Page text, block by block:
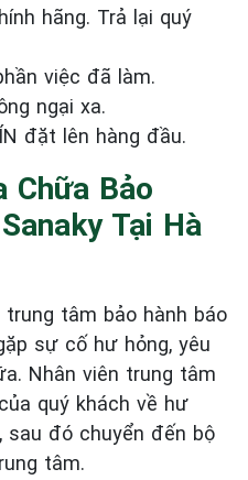
hãng. Trả lại quý
việc đã làm.
ngại xa.
đặt lên hàng đầu.
Chữa Bảo
Tại Hà
trung tâm bảo hành báo
sự cố hư hỏng, yêu
Nhân viên trung tâm
quý khách về hư
sau đó chuyển đến bộ
tâm.